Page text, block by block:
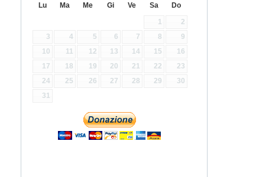
Lu Ma Me Gi Ve Sa Do
1
2
3
4 5 6 7 8
9
10
11 12 13 14 15
16
17
18 19 20 21 22
23
24
25 26 27 28 29
30
31